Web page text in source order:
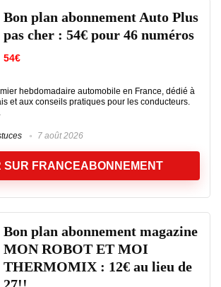
Bon plan abonnement Auto Plus
pas cher : 54€ pour 46 numéros
54€
hebdomadaire automobile en France, dédié à
et aux conseils pratiques pour les conducteurs.
7 août 2026
SUR FRANCEABONNEMENT
Bon plan abonnement magazine
MON ROBOT ET MOI
THERMOMIX : 12€ au lieu de